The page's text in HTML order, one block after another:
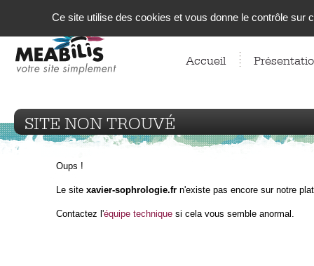
Accueil
SITE NON TROUVÉ
Oups !
Le site xavier-sophrologie.fr n'existe pas encore sur notre
Contactez l'équipe technique si cela vous semble anormal.
Ce site utilise des cookies et vous donne le contrôle sur